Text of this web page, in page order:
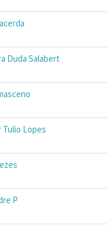
Duda Salabert
Lopes
P